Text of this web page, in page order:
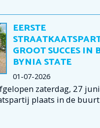
EERSTE
GROOT SUCCES IN
BYNIA STATE
01-07-2026
zaterdag, 27
plaats in de